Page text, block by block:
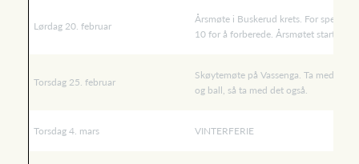
Lørdag 20. februar
Årsmøte i Buskerud krets. For
10 for å forberede. Årsmøtet starter kl.
Torsdag 25. februar
Skøytemøte på Vassenga. Ta med
og ball, så ta med det også.
Torsdag 4. mars VINTERFERIE